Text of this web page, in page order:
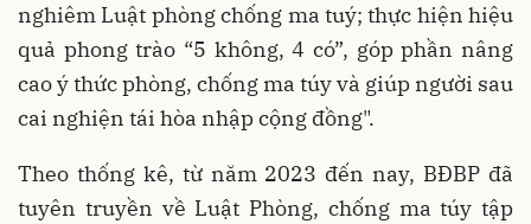
nghiêm Luật phòng chống ma tuý; thực hiện hiệu
quả phong trào “5 không, 4 có”, góp phần nâng
cao ý thức phòng, chống ma túy và giúp người sau
cai nghiện tái hòa nhập cộng đồng".
Theo thống kê, từ năm 2023 đến nay, BĐBP đã
tuyên truyền về Luật Phòng, chống ma túy tập